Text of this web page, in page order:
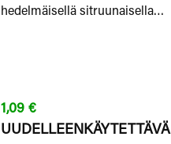
hedelmäisellä sitruunaisella
Normaali hinta:
1,09 €
UUDELLEENKÄYTETTÄVÄ